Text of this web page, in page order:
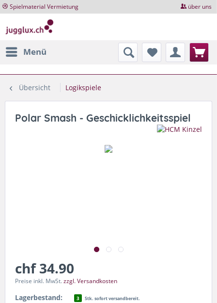
Spielmaterial Vermietung über uns
Menü
Übersicht Logikspiele
Polar Smash - Geschicklichkeitsspiel
chf 34.90
Preise inkl. MwSt.zzgl. Versandkosten
Lagerbestand: 3 Stk. sofort versandbereit.